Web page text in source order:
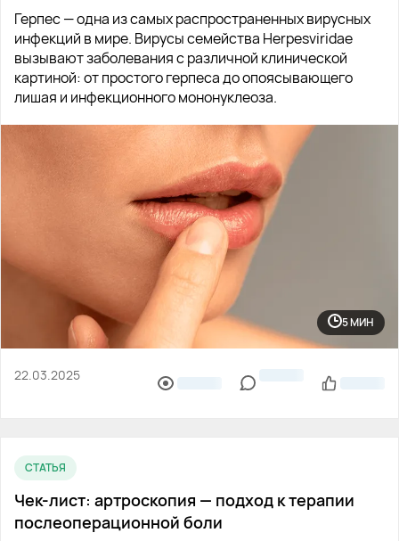
Герпес — одна из самых распространенных вирусных
инфекций в мире. Вирусы семейства Herpesviridae
вызывают заболевания с различной клинической
картиной: от простого герпеса до опоясывающего
лишая и инфекционного мононуклеоза.
5 МИН
22.03.2025
СТАТЬЯ
Чек-лист: артроскопия — подход к терапии
послеоперационной боли